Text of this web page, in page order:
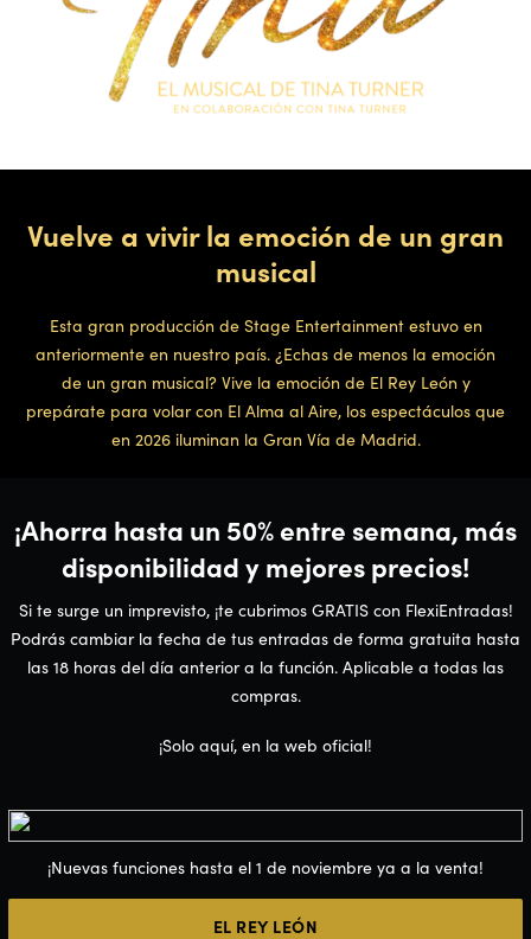
Vuelve a vivir la emoción de un gran
musical
Esta gran producción de Stage Entertainment estuvo en
anteriormente en nuestro país. ¿Echas de menos la emoción
de un gran musical? Vive la emoción de El Rey León y
prepárate para volar con El Alma al Aire, los espectáculos que
en 2026 iluminan la Gran Vía de Madrid.
¡Ahorra hasta un 50% entre semana, más
disponibilidad y mejores precios!
Si te surge un imprevisto, ¡te cubrimos GRATIS con FlexiEntradas!
Podrás cambiar la fecha de tus entradas de forma gratuita hasta
las 18 horas del día anterior a la función. Aplicable a todas las
compras.
¡Solo aquí, en la web oficial!
¡Nuevas funciones hasta el 1 de noviembre ya a la venta!
EL REY LEÓN